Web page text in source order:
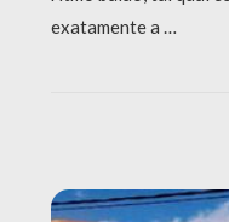
exatamente a …